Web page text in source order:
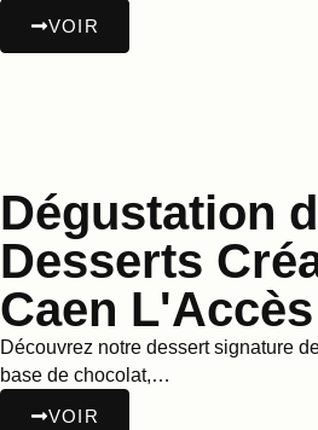
VOIR
Dégustation
Desserts
Caen
Découvrez notre dessert signature
base de chocolat,…
VOIR